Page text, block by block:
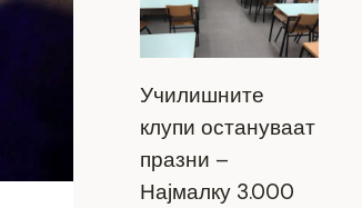
Училишните
клупи остануваат
празни –
Најмалку 3.000